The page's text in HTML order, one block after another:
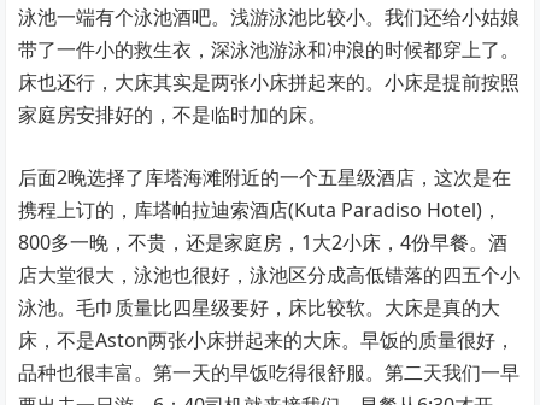
泳池一端有个泳池酒吧。浅游泳池比较小。我们还给小姑娘
带了一件小的救生衣，深泳池游泳和冲浪的时候都穿上了。
床也还行，大床其实是两张小床拼起来的。小床是提前按照
家庭房安排好的，不是临时加的床。
后面2晚选择了库塔海滩附近的一个五星级酒店，这次是在
携程上订的，库塔帕拉迪索酒店(Kuta Paradiso Hotel)，
800多一晚，不贵，还是家庭房，1大2小床，4份早餐。酒
店大堂很大，泳池也很好，泳池区分成高低错落的四五个小
泳池。毛巾质量比四星级要好，床比较软。大床是真的大
床，不是Aston两张小床拼起来的大床。早饭的质量很好，
品种也很丰富。第一天的早饭吃得很舒服。第二天我们一早